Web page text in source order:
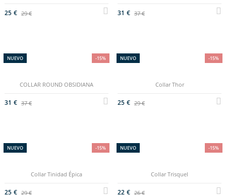
25 € 29 € 31 € 37 €
-15%
NUEVO
COLLAR ROUND OBSIDIANA
31 € 37 €
-15%
NUEVO
Collar Thor
25 € 29 €
-15%
NUEVO
Collar Tinidad Épica
25 € 29 €
-15%
NUEVO
Collar Trisquel
22 € 26 €